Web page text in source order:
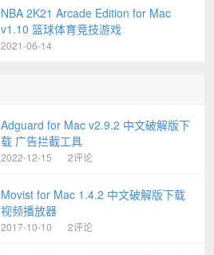
NBA 2K21 Arcade Edition for Mac
v1.10 篮球体育竞技游戏
2021-06-14
Adguard for Mac v2.9.2 中文破解版下
载 广告拦截工具
2022-12-15 2评论
Movist for Mac 1.4.2 中文破解版下载
视频播放器
2017-10-10 2评论